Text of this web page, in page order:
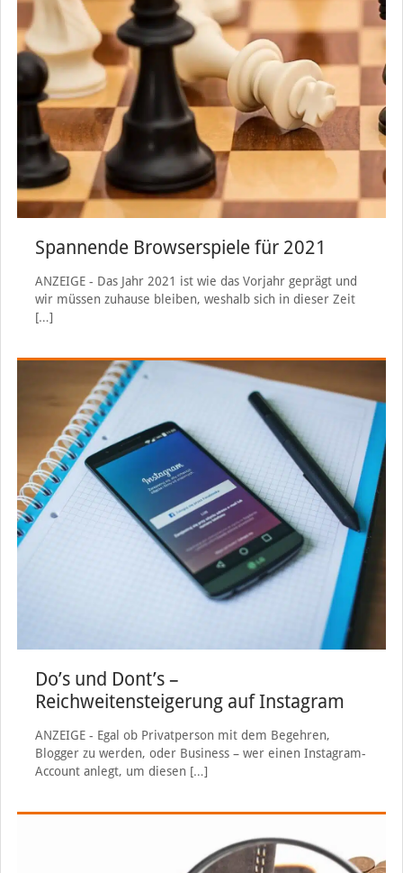
Spannende Browserspiele für 2021
ANZEIGE - Das Jahr 2021 ist wie das Vorjahr geprägt und
wir müssen zuhause bleiben, weshalb sich in dieser Zeit
[…]
Do’s und Dont’s –
Reichweitensteigerung auf Instagram
ANZEIGE - Egal ob Privatperson mit dem Begehren,
Blogger zu werden, oder Business – wer einen Instagram-
Account anlegt, um diesen […]